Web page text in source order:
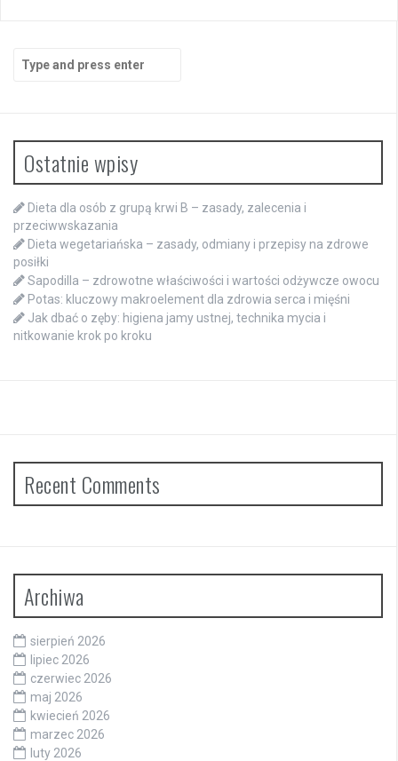
for:
Ostatnie wpisy
Dieta dla osób z grupą krwi B – zasady, zalecenia i
przeciwwskazania
Dieta wegetariańska – zasady, odmiany i przepisy na zdrowe
posiłki
Sapodilla – zdrowotne właściwości i wartości odżywcze owocu
Potas: kluczowy makroelement dla zdrowia serca i mięśni
Jak dbać o zęby: higiena jamy ustnej, technika mycia i
nitkowanie krok po kroku
Recent Comments
Archiwa
sierpień 2026
lipiec 2026
czerwiec 2026
maj 2026
kwiecień 2026
marzec 2026
luty 2026